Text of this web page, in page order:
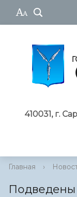
410031, г.
Главная ›
Подведены